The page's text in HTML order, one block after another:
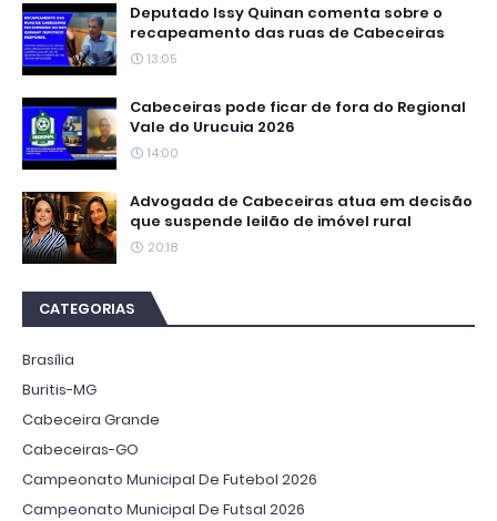
Deputado Issy Quinan comenta sobre o
recapeamento das ruas de Cabeceiras
13:05
Cabeceiras pode ficar de fora do Regional
Vale do Urucuia 2026
14:00
Advogada de Cabeceiras atua em decisão
que suspende leilão de imóvel rural
20:18
CATEGORIAS
Brasília
Buritis-MG
Cabeceira Grande
Cabeceiras-GO
Campeonato Municipal De Futebol 2026
Campeonato Municipal De Futsal 2026